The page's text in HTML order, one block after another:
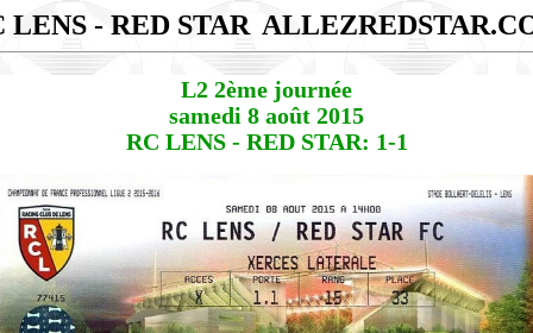
LENS - RED STAR
L2 2ème journée
samedi 8 août 2015
RC LENS - RED STAR: 1-1